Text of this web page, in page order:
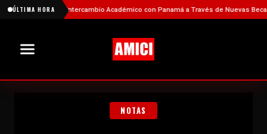
ÚLTIMA HORA
el Intercambio Académico con Panamá a Través de Nuevas Becas
NOTAS